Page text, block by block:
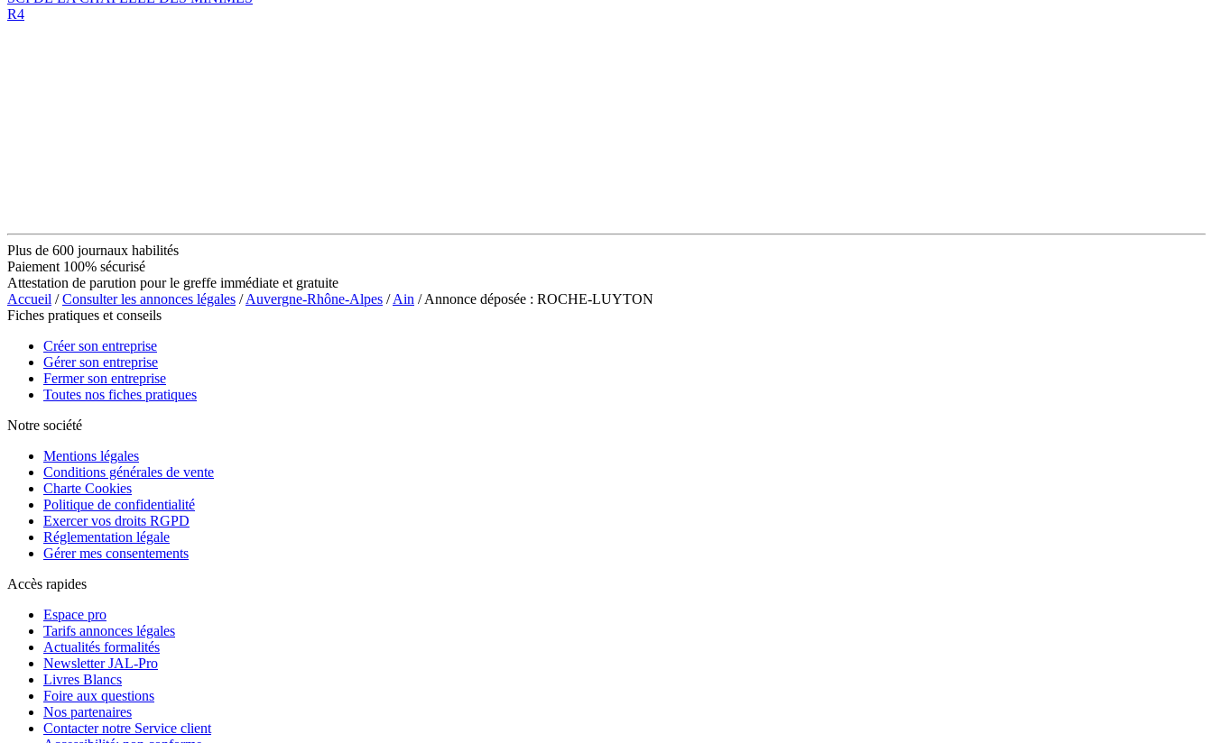
R4
Plus de 600 journaux habilités
Paiement 100% sécurisé
Attestation de parution pour le greffe immédiate et gratuite
Accueil /Consulter les annonces légales /Auvergne-Rhône-Alpes /Ain / Annonce déposée : ROCHE-LUYTON
Fiches pratiques et conseils
Créer son entreprise
Gérer son entreprise
Fermer son entreprise
Toutes nos fiches pratiques
Notre société
Mentions légales
Conditions générales de vente
Charte Cookies
Politique de confidentialité
Exercer vos droits RGPD
Réglementation légale
Gérer mes consentements
Accès rapides
Espace pro
Tarifs annonces légales
Actualités formalités
Newsletter JAL-Pro
Livres Blancs
Foire aux questions
Nos partenaires
Contacter notre Service client